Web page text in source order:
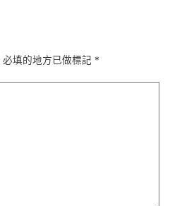
必填的地方已做標記 *